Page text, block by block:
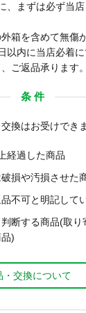
、まずは必ず当
箱を含めて無傷
以内に当店必着
ご返品承ります。
条 件
換はお受けでき
経過した商品
損や汚損させた
不可と明記して
断する商品(取り
)
・交換について